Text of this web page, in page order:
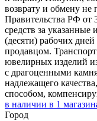
возврату и обмену не
Правительства РФ от
средств за указанные
(десяти) рабочих
продавцом.
ювелирных изделий
с драгоценными
надлежащего
способом,
в наличии в 1
Город